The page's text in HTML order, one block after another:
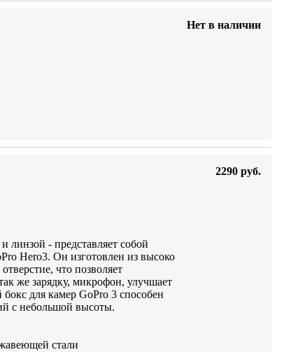
Нет в наличии
линзой - представляет собой
Hero3. Он изготовлен из высоко
что позволяет
же зарядку, микрофон, улучшает
для камер GoPro 3 способен
с небольшой высоты.
стали
2290 руб.